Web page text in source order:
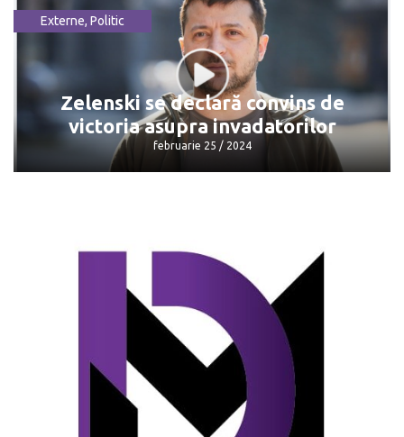
Președintele Cehiei a fost rănit ușor
într-un accident
mai 24 / 2024
Externe, Politic
Zelenski se declară convins de
victoria asupra invadatorilor
februarie 25 / 2024
Zelenski se declară convins de victoria
asupra invadatorilor